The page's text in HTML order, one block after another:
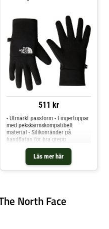
511 kr
Läs mer här
- Utmärkt passform - Fingertoppar
med pekskärmskompatibelt
material - Silikonränder på
handflatan för bra grepp
North Face